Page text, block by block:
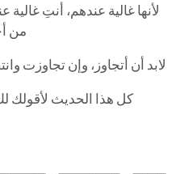
لأنها غالية عندهم، أنتِ
من
لابد أن أتجاوز، وإن تجاوزت
كل هذا الحديث لأقولك